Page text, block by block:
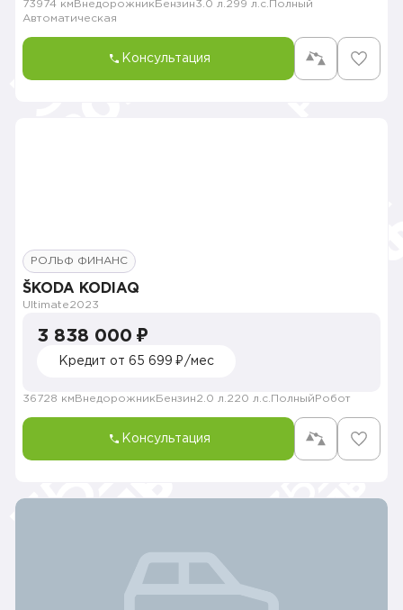
73974 км Внедорожник Бензин3.0 л. 299 л.с. Полный
Автоматическая
Консультация
РОЛЬФ ФИНАНС
ŠKODA KODIAQ
Ultimate2023
3 838 000 ₽
Кредит от 65 699 ₽/мес
36728 км Внедорожник Бензин2.0 л. 220 л.с. Полный Робот
Консультация